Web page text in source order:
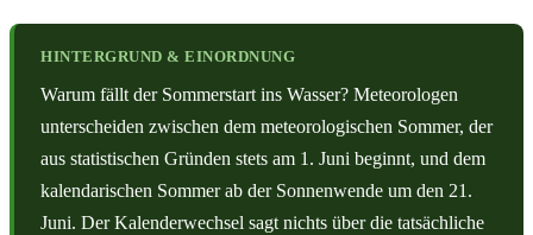
HINTERGRUND & EINORDNUNG
Warum fällt der Sommerstart ins Wasser? Meteorologen
unterscheiden zwischen dem meteorologischen Sommer, der
aus statistischen Gründen stets am 1. Juni beginnt, und dem
kalendarischen Sommer ab der Sonnenwende um den 21.
Juni. Der Kalenderwechsel sagt nichts über die tatsächliche